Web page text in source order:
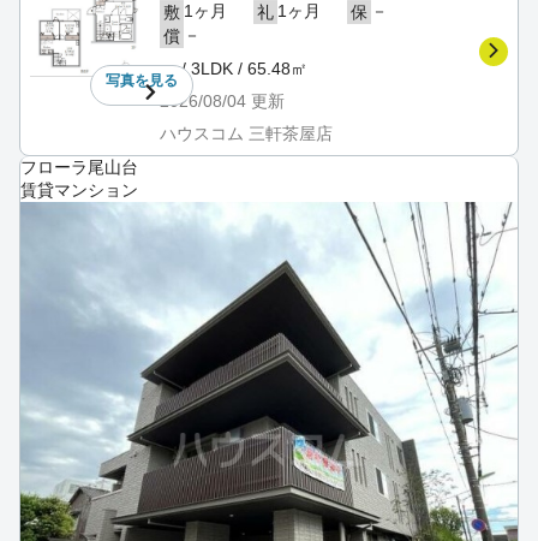
写真を見る
敷 1ヶ月 礼 1ヶ月 保 －
償 －
－ / 3LDK / 65.48㎡
2026/08/04 更新
ハウスコム 三軒茶屋店
フローラ尾山台
賃貸マンション